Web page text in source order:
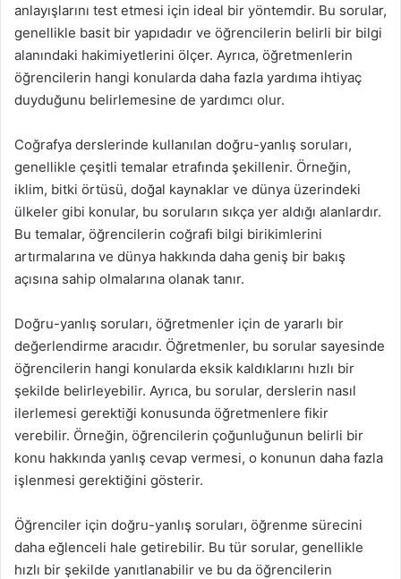
anlayışlarını test etmesi için ideal bir yöntemdir. Bu sorular,
genellikle basit bir yapıdadır ve öğrencilerin belirli bir bilgi
alanındaki hakimiyetlerini ölçer. Ayrıca, öğretmenlerin
öğrencilerin hangi konularda daha fazla yardıma ihtiyaç
duyduğunu belirlemesine de yardımcı olur.
Coğrafya derslerinde kullanılan doğru-yanlış soruları,
genellikle çeşitli temalar etrafında şekillenir. Örneğin,
iklim, bitki örtüsü, doğal kaynaklar ve dünya üzerindeki
ülkeler gibi konular, bu soruların sıkça yer aldığı alanlardır.
Bu temalar, öğrencilerin coğrafi bilgi birikimlerini
artırmalarına ve dünya hakkında daha geniş bir bakış
açısına sahip olmalarına olanak tanır.
Doğru-yanlış soruları, öğretmenler için de yararlı bir
değerlendirme aracıdır. Öğretmenler, bu sorular sayesinde
öğrencilerin hangi konularda eksik kaldıklarını hızlı bir
şekilde belirleyebilir. Ayrıca, bu sorular, derslerin nasıl
ilerlemesi gerektiği konusunda öğretmenlere fikir
verebilir. Örneğin, öğrencilerin çoğunluğunun belirli bir
konu hakkında yanlış cevap vermesi, o konunun daha fazla
işlenmesi gerektiğini gösterir.
Öğrenciler için doğru-yanlış soruları, öğrenme sürecini
daha eğlenceli hale getirebilir. Bu tür sorular, genellikle
hızlı bir şekilde yanıtlanabilir ve bu da öğrencilerin